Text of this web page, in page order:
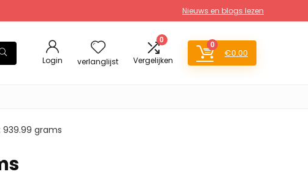
Nieuws en blogs lezen
Login verlanglijst
0
Vergelijken
0
€0.00
939.99 grams